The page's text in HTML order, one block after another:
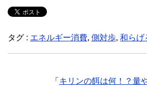
タグ : エネルギー消費, 側対歩, 和らげ
「 キリンの餌は何！？量